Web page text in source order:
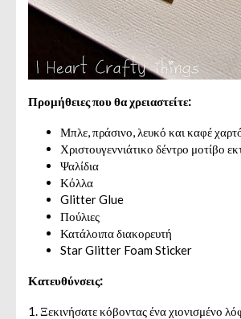
Προμήθειες που θα χρειαστείτε:
Μπλε, πράσινο, λευκό και καφέ
Χριστουγεννιάτικο δέντρο μοτίβο
Ψαλίδια
Κόλλα
Glitter Glue
Πούλιες
Κατάλοιπα διακορευτή
Star Glitter Foam Sticker
Κατευθύνσεις:
1. Ξεκινήσατε κόβοντας ένα χιονισμένο